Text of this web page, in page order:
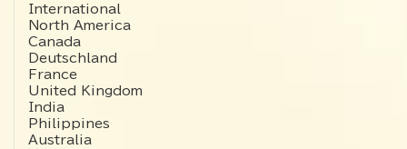
International
North America
Canada
Deutschland
France
United Kingdom
India
Philippines
Australia